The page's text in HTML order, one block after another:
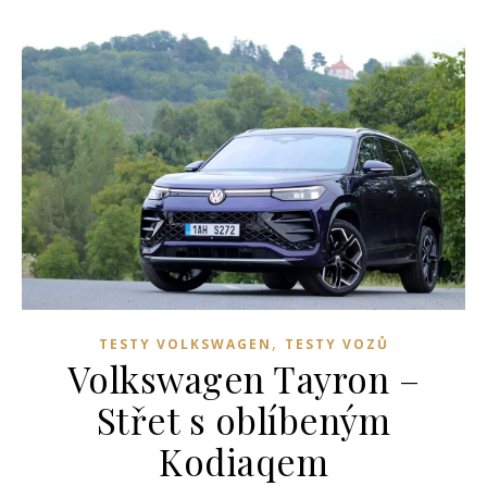
TESTY VOLKSWAGEN , TESTY VOZŮ
Volkswagen Tayron –
Střet s oblíbeným
Kodiaqem